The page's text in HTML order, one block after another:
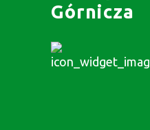
Górnicza